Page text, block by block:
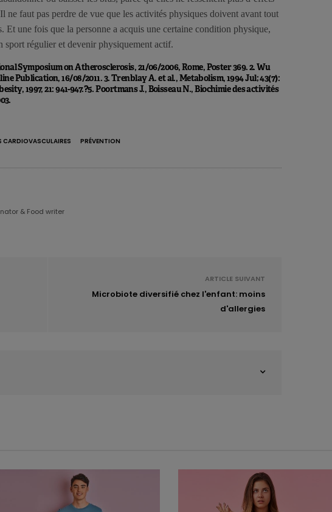
ne faut pas perdre de vue que les activités physiques doivent avant tout
Et une fois que la personne a acquis une certaine condition physique,
sport régulier et devenir physiquement actif.
Symposium on Atherosclerosis, 21/06/2006, Rome, Poster 369. 2. Wu
Publication, 16/08/2011. 3. Trenblay A. et al., Metabolism, 1994 Jul; 43(7):
1997, 21: 941-947.?5. Poortmans J., Boisseau N., Biochimie des activités
CARDIOVASCULAIRES PRÉVENTION
& Food writer
ARTICLE SUIVANT
Microbiote diversifié chez l'enfant: moins
d'allergies